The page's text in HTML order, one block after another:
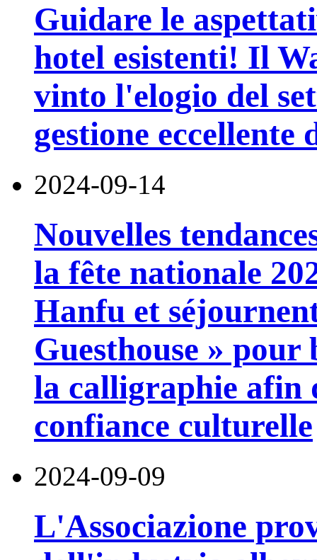
Guidare le
hotel esistenti! Il
vinto l'elogio del
gestione eccellente
2024-09-14
Nouvelles
la fête nationale
Hanfu et
Guesthouse »
la calligraphie afin
confiance culturelle
2024-09-09
L'Associazione